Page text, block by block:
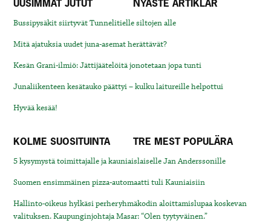
UUSIMMAT JUTUT NYASTE ARTIKLAR
Bussipysäkit siirtyvät Tunnelitielle siltojen alle
Mitä ajatuksia uudet juna-asemat herättävät?
Kesän Grani-ilmiö: Jättijäätelöitä jonotetaan jopa tunti
Junaliikenteen kesätauko päättyi – kulku laitureille helpottui
Hyvää kesää!
KOLME SUOSITUINTA TRE MEST POPULÄRA
5 kysymystä toimittajalle ja kauniaislaiselle Jan Anderssonille
Suomen ensimmäinen pizza-automaatti tuli Kauniaisiin
Hallinto-oikeus hylkäsi perheryhmäkodin aloittamislupaa koskevan
valituksen. Kaupunginjohtaja Masar: “Olen tyytyväinen.”